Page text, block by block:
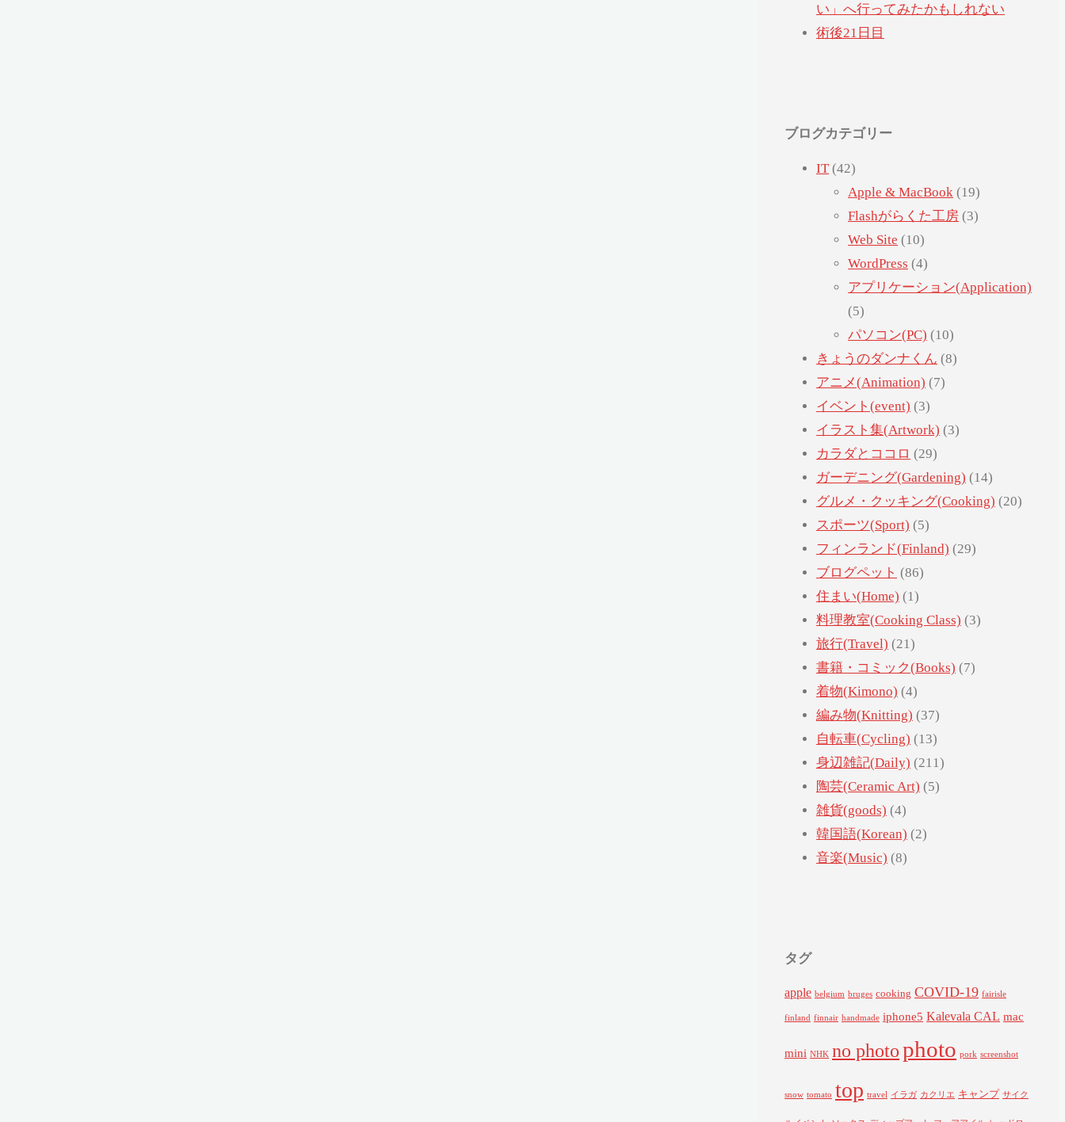
い」へ行ってみたかもしれない
術後21日目
ブログカテゴリー
IT (42)
Apple & MacBook (19)
Flashがらくた工房 (3)
Web Site (10)
WordPress (4)
アプリケーション(Application)
(5)
パソコン(PC) (10)
きょうのダンナくん (8)
アニメ(Animation) (7)
イベント(event) (3)
イラスト集(Artwork) (3)
カラダとココロ (29)
ガーデニング(Gardening) (14)
グルメ・クッキング(Cooking) (20)
スポーツ(Sport) (5)
フィンランド(Finland) (29)
ブログペット (86)
住まい(Home) (1)
料理教室(Cooking Class) (3)
旅行(Travel) (21)
書籍・コミック(Books) (7)
着物(Kimono) (4)
編み物(Knitting) (37)
自転車(Cycling) (13)
身辺雑記(Daily) (211)
陶芸(Ceramic Art) (5)
雑貨(goods) (4)
韓国語(Korean) (2)
音楽(Music) (8)
タグ
apple belgium bruges cooking COVID-19 fairisle
finland finnair handmade iphone5 Kalevala CAL mac
mini NHK no photophoto pork screenshot
snow tomato top travel イラガ カクリエ キャンプ サイク